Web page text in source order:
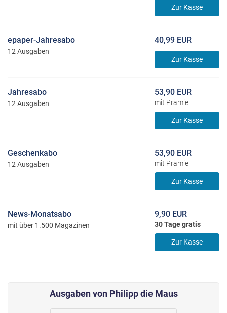
Zur Kasse
epaper-Jahresabo
12 Ausgaben
40,99 EUR
Zur Kasse
Jahresabo
12 Ausgaben
53,90 EUR
mit Prämie
Zur Kasse
Geschenkabo
12 Ausgaben
53,90 EUR
mit Prämie
Zur Kasse
News-Monatsabo
mit über 1.500 Magazinen
9,90 EUR
30 Tage gratis
Zur Kasse
Ausgaben von Philipp die Maus